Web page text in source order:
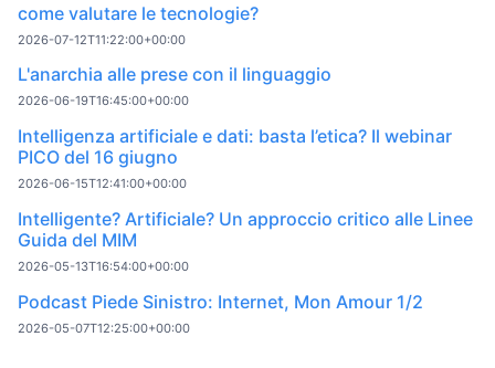
come valutare le tecnologie?
2026-07-12T11:22:00+00:00
L'anarchia alle prese con il linguaggio
2026-06-19T16:45:00+00:00
Intelligenza artificiale e dati: basta l’etica? Il webinar
PICO del 16 giugno
2026-06-15T12:41:00+00:00
Intelligente? Artificiale? Un approccio critico alle Linee
Guida del MIM
2026-05-13T16:54:00+00:00
Podcast Piede Sinistro: Internet, Mon Amour 1/2
2026-05-07T12:25:00+00:00